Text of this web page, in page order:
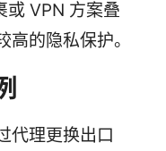
或 VPN 方案叠
的隐私保护。
代理更换出口